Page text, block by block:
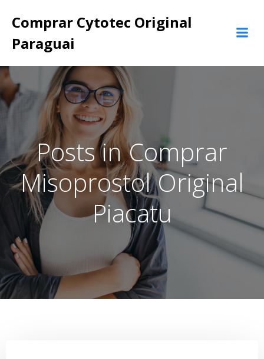
para
Comprar Cytotec Original
Paraguai
Posts in Comprar
Misoprostol Original
Piacatu